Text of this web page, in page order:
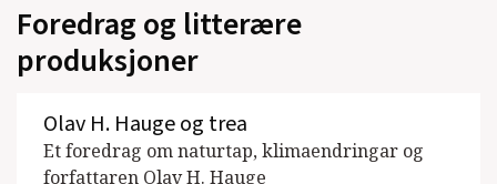
Lyrikk, 2004)
Når dei vakne ser
Marmormjølk
(Samlaget, Lyrikk, 1996)
Foredrag og litterære
produksjoner
Olav H. Hauge og trea
Et foredrag om naturtap, klimaendringar og
forfattaren Olav H. Hauge